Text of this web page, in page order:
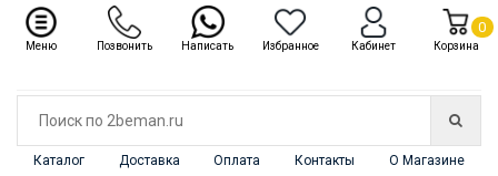
Каталог Доставка Оплата Контакты О Магазине
Каталог ✖
Меню Позвонить Написать Избранное Кабинет Корзина
0